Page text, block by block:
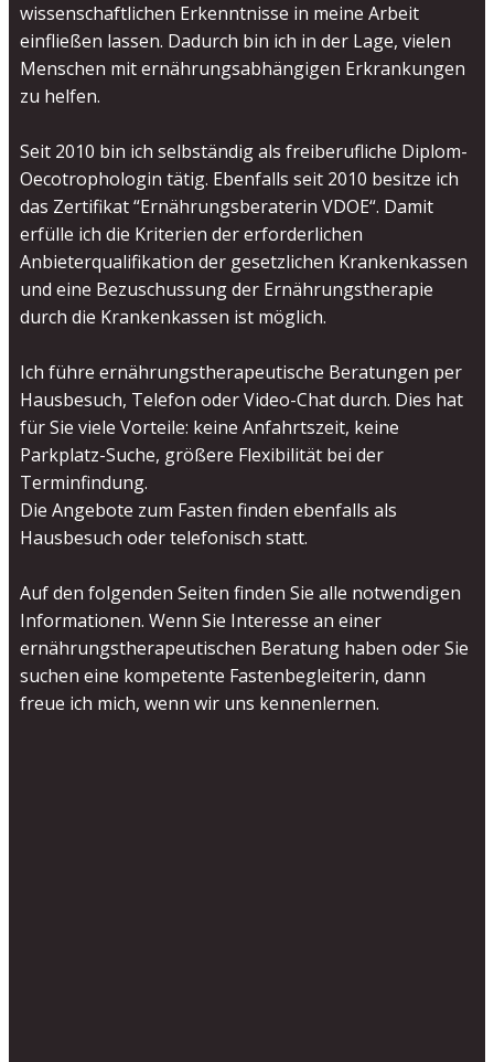
wissenschaftlichen Erkenntnisse in meine Arbeit
einfließen lassen. Dadurch bin ich in der Lage, vielen
Menschen mit ernährungsabhängigen Erkrankungen
zu helfen.
Seit 2010 bin ich selbständig als freiberufliche Diplom-
Oecotrophologin tätig. Ebenfalls seit 2010 besitze ich
das Zertifikat “Ernährungsberaterin VDOE“. Damit
erfülle ich die Kriterien der erforderlichen
Anbieterqualifikation der gesetzlichen Krankenkassen
und eine Bezuschussung der Ernährungstherapie
durch die Krankenkassen ist möglich.
Ich führe ernährungstherapeutische Beratungen per
Hausbesuch, Telefon oder Video-Chat durch. Dies hat
für Sie viele Vorteile: keine Anfahrtszeit, keine
Parkplatz-Suche, größere Flexibilität bei der
Terminfindung.
Die Angebote zum Fasten finden ebenfalls als
Hausbesuch oder telefonisch statt.
Auf den folgenden Seiten finden Sie alle notwendigen
Informationen. Wenn Sie Interesse an einer
ernährungstherapeutischen Beratung haben oder Sie
suchen eine kompetente Fastenbegleiterin, dann
freue ich mich, wenn wir uns kennenlernen.